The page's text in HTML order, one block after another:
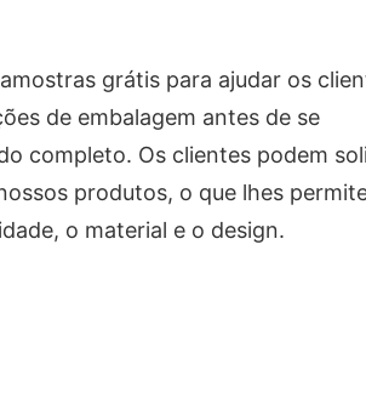
grátis para ajudar os
de embalagem antes de se
completo. Os clientes podem
produtos, o que lhes
o material e o design.